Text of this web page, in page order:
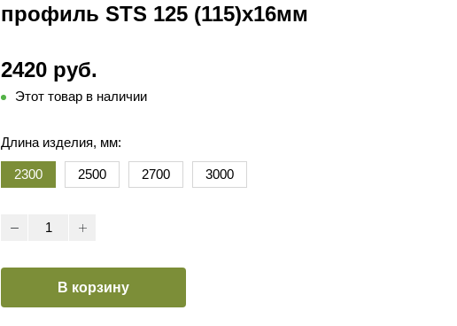
профиль STS 125 (115)х16мм
2420 руб.
Этот товар в наличии
Длина изделия, мм:
2300 2500 2700 3000
В корзину